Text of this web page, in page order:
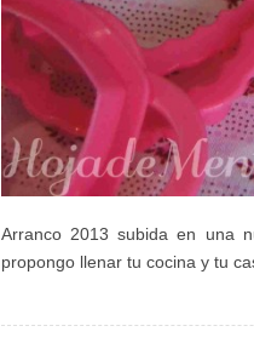
Arranco 2013 subida en una
propongo llenar tu cocina y tu